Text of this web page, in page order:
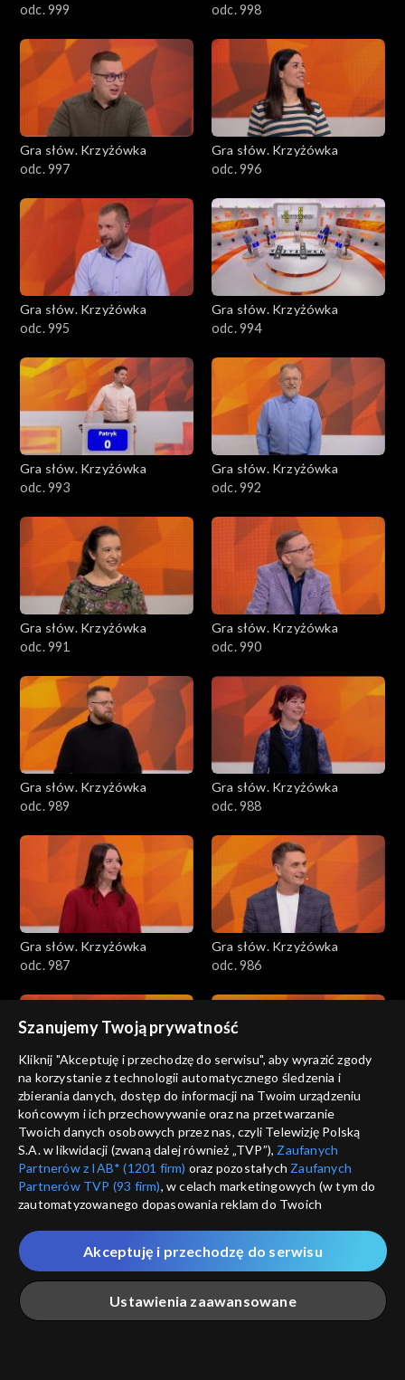
odc. 999
odc. 998
Gra słów. Krzyżówka
odc. 997
Gra słów. Krzyżówka
odc. 996
Gra słów. Krzyżówka
odc. 995
Gra słów. Krzyżówka
odc. 994
Gra słów. Krzyżówka
odc. 993
Gra słów. Krzyżówka
odc. 992
Gra słów. Krzyżówka
odc. 991
Gra słów. Krzyżówka
odc. 990
Gra słów. Krzyżówka
odc. 989
Gra słów. Krzyżówka
odc. 988
Gra słów. Krzyżówka
odc. 987
Gra słów. Krzyżówka
odc. 986
Gra słów. Krzyżówka
odc. 985
Gra słów. Krzyżówka
odc. 984
Gra słów. Krzyżówka
odc. 983
Gra słów. Krzyżówka
odc. 982
Szanujemy Twoją prywatność
Kliknij "Akceptuję i przechodzę do serwisu", aby wyrazić zgody
na korzystanie z technologii automatycznego śledzenia i
zbierania danych, dostęp do informacji na Twoim urządzeniu
końcowym i ich przechowywanie oraz na przetwarzanie
Twoich danych osobowych przez nas, czyli Telewizję Polską
S.A. w likwidacji (zwaną dalej również „TVP”), Zaufanych
Partnerów z IAB* (1201 firm) oraz pozostałych Zaufanych
Partnerów TVP (93 firm), w celach marketingowych (w tym do
zautomatyzowanego dopasowania reklam do Twoich
które wskazujemy poniżej, a także zgody na udostępnianie
przez nas identyfikatora PPID do Google.
Twoje dane osobowe zbierane podczas odwiedzania przez
Ciebie naszych
poszczególnych serwisówzwanych dalej
„Portalem”, w tym informacje zapisywane za pomocą
Ustawienia zaawansowane
Akceptuję i przechodzę do serwisu